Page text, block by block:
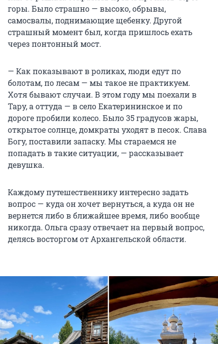
горы. Было страшно — высоко, обрывы,
самосвалы, поднимающие щебенку. Другой
страшный момент был, когда пришлось ехать
через понтонный мост.
— Как показывают в роликах, люди едут по
болотам, по лесам — мы такое не практикуем.
Хотя бывают случаи. В этом году мы поехали в
Тару, а оттуда — в село Екатерининское и по
дороге пробили колесо. Было 35 градусов жары,
открытое солнце, домкраты уходят в песок. Слава
Богу, поставили запаску. Мы стараемся не
попадать в такие ситуации, — рассказывает
девушка.
Каждому путешественнику интересно задать
вопрос — куда он хочет вернуться, а куда он не
вернется либо в ближайшее время, либо вообще
никогда. Ольга сразу отвечает на первый вопрос,
делясь восторгом от Архангельской области.